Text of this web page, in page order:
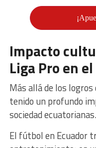
Impacto
Liga Pro en
Más allá de los
tenido un profundo
sociedad ecuatorianas.
El fútbol en Ecuador